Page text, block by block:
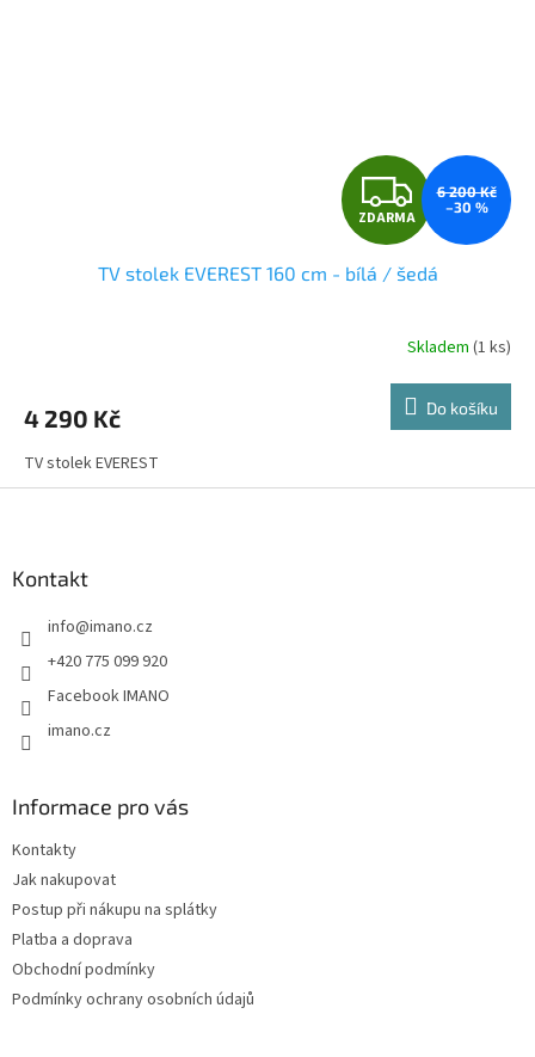
Z
D
A
R
M
A
ZDARMA
6 200 Kč
–30 %
TV stolek EVEREST 160 cm - bílá / šedá
Skladem (1 ks)
4 290 Kč Do košíku
TV stolek EVEREST
Kontakt
info@imano.cz
+420 775 099 920
Facebook IMANO
imano.cz
Informace pro vás
Kontakty
Jak nakupovat
Postup při nákupu na splátky
Platba a doprava
Obchodní podmínky
Podmínky ochrany osobních údajů